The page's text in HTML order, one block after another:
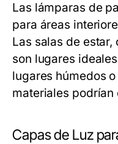
Las lámparas de
para áreas
Las salas de
son lugares
lugares húmedos
materiales podrían
Capas de Luz